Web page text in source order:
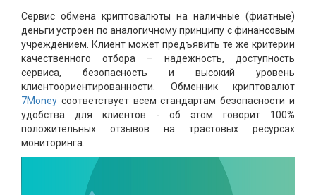
Сервис обмена криптовалюты на наличные (фиатные)
деньги устроен по аналогичному принципу с финансовым
учреждением. Клиент может предъявить те же критерии
качественного отбора – надежность, доступность
сервиса, безопасность и высокий уровень
клиентоориентированности. Обменник криптовалют
7Money соответствует всем стандартам безопасности и
удобства для клиентов - об этом говорит 100%
положительных отзывов на трастовых ресурсах
мониторинга.